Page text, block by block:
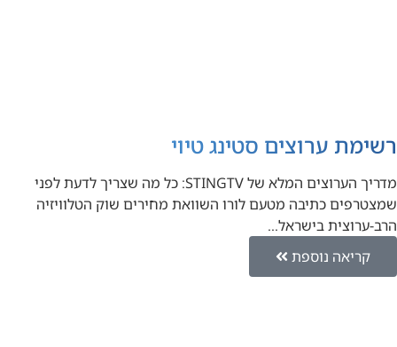
רשימת ערוצים סטינג טיוי
מדריך הערוצים המלא של STINGTV: כל מה שצריך לדעת לפני
שמצטרפים כתיבה מטעם לורו השוואת מחירים שוק הטלוויזיה
הרב-ערוצית בישראל…
קריאה נוספת